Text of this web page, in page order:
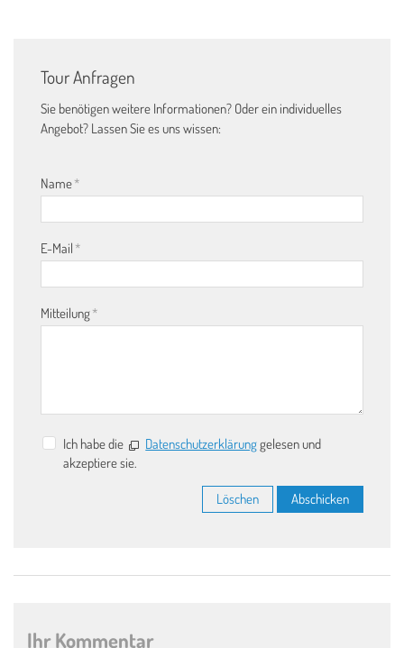
Tour Anfragen
Sie benötigen weitere Informationen? Oder ein individuelles
Angebot? Lassen Sie es uns wissen:
Name*
E-Mail *
Mitteilung*
Ich habe die Datenschutzerklärunggelesen und
akzeptiere sie.
Löschen Abschicken
Ihr Kommentar